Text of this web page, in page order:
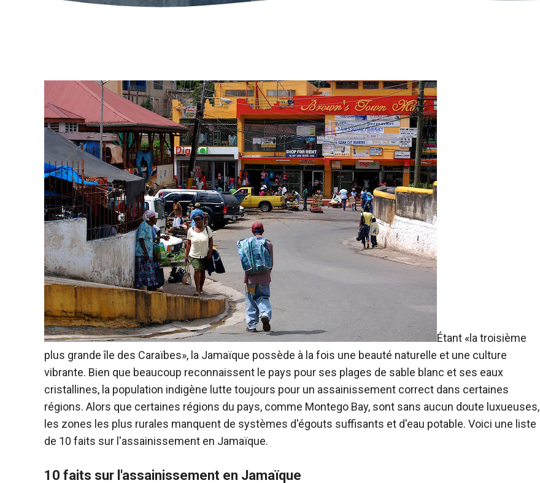
Étant «la troisième
plus grande île des Caraïbes», la Jamaïque possède à la fois une beauté naturelle et une culture
vibrante. Bien que beaucoup reconnaissent le pays pour ses plages de sable blanc et ses eaux
cristallines, la population indigène lutte toujours pour un assainissement correct dans certaines
régions. Alors que certaines régions du pays, comme Montego Bay, sont sans aucun doute luxueuses,
les zones les plus rurales manquent de systèmes d'égouts suffisants et d'eau potable. Voici une liste
de 10 faits sur l'assainissement en Jamaïque.
10 faits sur l'assainissement en Jamaïque